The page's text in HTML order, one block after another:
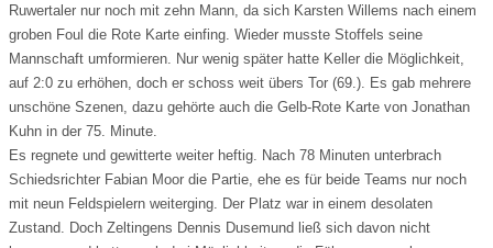
Ruwertaler nur noch mit zehn Mann, da sich Karsten Willems nach einem
groben Foul die Rote Karte einfing. Wieder musste Stoffels seine
Mannschaft umformieren. Nur wenig später hatte Keller die Möglichkeit,
auf 2:0 zu erhöhen, doch er schoss weit übers Tor (69.). Es gab mehrere
unschöne Szenen, dazu gehörte auch die Gelb-Rote Karte von Jonathan
Kuhn in der 75. Minute.
Es regnete und gewitterte weiter heftig. Nach 78 Minuten unterbrach
Schiedsrichter Fabian Moor die Partie, ehe es für beide Teams nur noch
mit neun Feldspielern weiterging. Der Platz war in einem desolaten
Zustand. Doch Zeltingens Dennis Dusemund ließ sich davon nicht